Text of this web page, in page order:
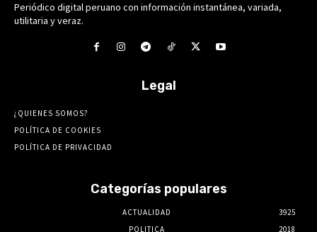
Periódico digital peruano con información instantánea, variada,
utilitaria y veraz.
Legal
¿QUIENES SOMOS?
POLÍTICA DE COOKIES
POLÍTICA DE PRIVACIDAD
Categorías populares
ACTUALIDAD
3925
POLITICA
2018